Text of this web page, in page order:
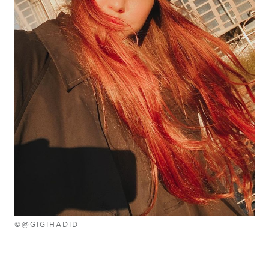
©@GIGIHADID